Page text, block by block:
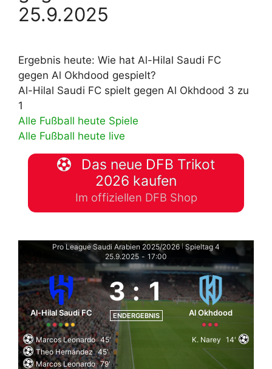
25.9.2025
Ergebnis heute: Wie hat Al-Hilal Saudi FC
gegen Al Okhdood gespielt?
Al-Hilal Saudi FC spielt gegen Al Okhdood 3 zu
1
Alle Fußball heute Spiele
Alle Fußball heute live
Das neue DFB Trikot
2026 kaufen
Im offiziellen DFB Shop
Pro League Saudi Arabien 2025/2026 Spieltag 4
25.9.2025 - 17:00
Al-Hilal Saudi FC
3 : 1
ENDERGEBNIS Al Okhdood
Marcos Leonardo 45'
Theo Hernández 45'
Marcos Leonardo 79'
K. Narey 14'